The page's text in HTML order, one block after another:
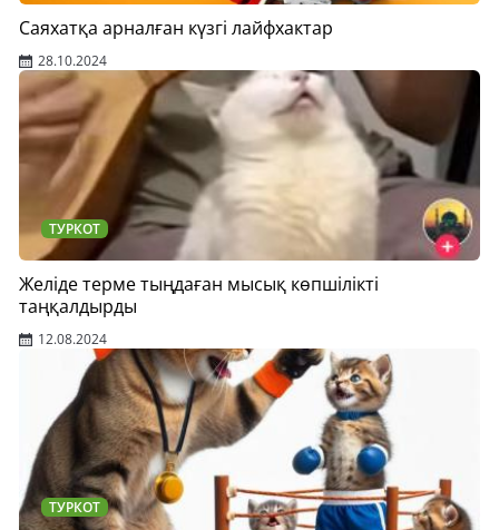
Саяхатқа арналған күзгі лайфхактар
28.10.2024
ТУРКОТ
Желіде терме тыңдаған мысық көпшілікті
таңқалдырды
12.08.2024
ТУРКОТ